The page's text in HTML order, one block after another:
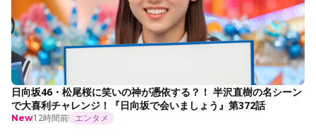
日向坂46・松尾桜に笑いの神が憑依する？！ 半沢直樹の名シーン
で大喜利チャレンジ！『日向坂で会いましょう』第372話
New12時間前 エンタメ